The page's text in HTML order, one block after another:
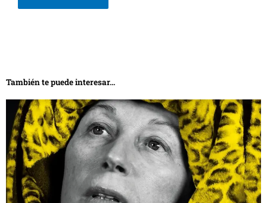
También te puede interesar...